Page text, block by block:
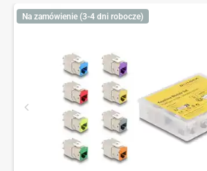
Na zamówienie (3-4 dni robocze)